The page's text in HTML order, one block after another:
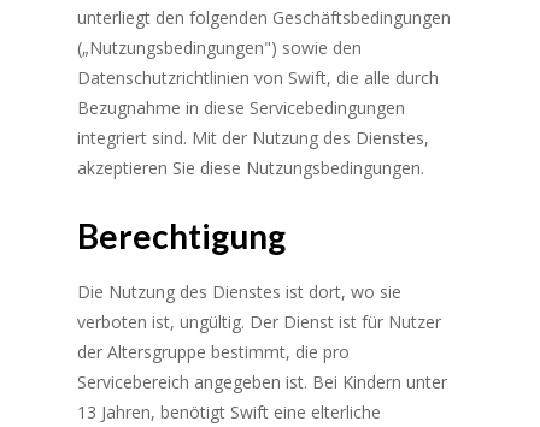
unterliegt den folgenden Geschäftsbedingungen
(„Nutzungsbedingungen") sowie den
Datenschutzrichtlinien von Swift, die alle durch
Bezugnahme in diese Servicebedingungen
integriert sind. Mit der Nutzung des Dienstes,
akzeptieren Sie diese Nutzungsbedingungen.
Berechtigung
Die Nutzung des Dienstes ist dort, wo sie
verboten ist, ungültig. Der Dienst ist für Nutzer
der Altersgruppe bestimmt, die pro
Servicebereich angegeben ist. Bei Kindern unter
13 Jahren, benötigt Swift eine elterliche